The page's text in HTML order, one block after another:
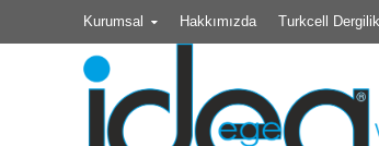
Kurumsal Hakkımızda Turkcell Dergilik